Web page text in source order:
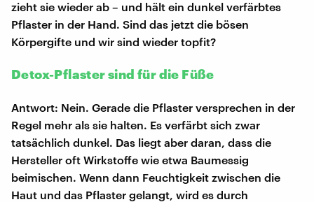
zieht sie wieder ab – und hält ein dunkel verfärbtes
Pflaster in der Hand. Sind das jetzt die bösen
Körpergifte und wir sind wieder topfit?
Detox-Pflaster sind für die Füße
Antwort: Nein. Gerade die Pflaster versprechen in der
Regel mehr als sie halten. Es verfärbt sich zwar
tatsächlich dunkel. Das liegt aber daran, dass die
Hersteller oft Wirkstoffe wie etwa Baumessig
beimischen. Wenn dann Feuchtigkeit zwischen die
Haut und das Pflaster gelangt, wird es durch